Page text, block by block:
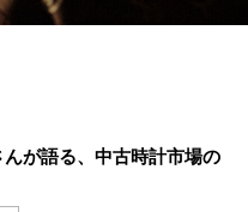
ボ実績案内
が語る、中古時計市場の